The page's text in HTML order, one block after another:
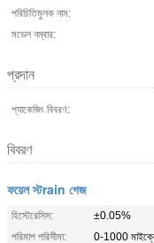
পরিচিতিমুলক নাম:
মডেল নম্বার:
প্রদান
প্যাকেজিং বিবরণ:
বিবরণ
ফয়েল স্টrain গেজ
হিস্টেরেসিস:
±0.05%
পরিমাপ পরিসীমা:
0-1000